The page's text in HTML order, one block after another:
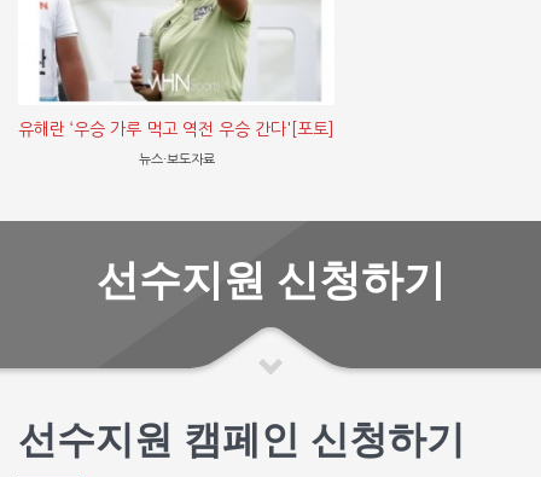
유해란 ‘우승 가루 먹고 역전 우승 간다'[포토]
뉴스·보도자료
선수지원 신청하기
선수지원 캠페인 신청하기